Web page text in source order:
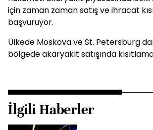
için zaman zaman satış ve ihracat
başvuruyor.
Ülkede Moskova ve St. Petersburg
bölgede akaryakıt satışında
İlgili Haberler